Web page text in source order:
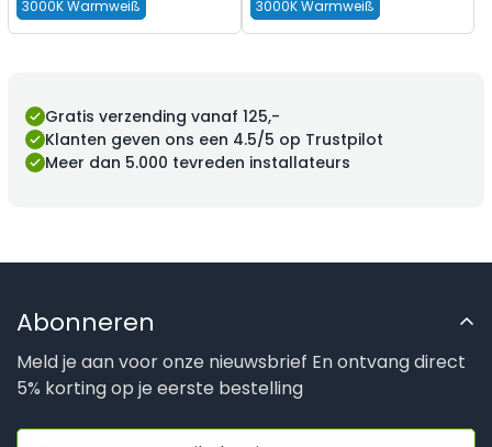
3000K Warmweiß 3000K Warmweiß
Gratis verzending vanaf 125,-
Klanten geven ons een 4.5/5 op Trustpilot
Meer dan 5.000 tevreden installateurs
Abonneren
Meld je aan voor onze nieuwsbrief En ontvang direct
5% korting op je eerste bestelling